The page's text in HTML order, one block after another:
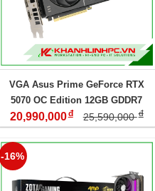
VGA Asus Prime GeForce RTX
5070 OC Edition 12GB GDDR7
(PRIME-RTX5070-O12G)
20,990,000đ 25,590,000đ
-16%